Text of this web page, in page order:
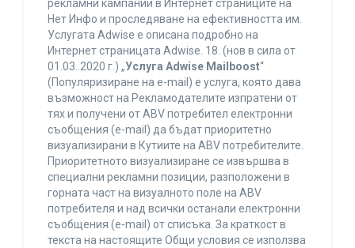
рекламни кампании в Интернет страниците на
Нет Инфо и проследяване на ефективността им.
Услугата Adwise е описана подробно на
Интернет страницата Adwise. 18. (нов в сила от
01.03..2020 г.) „Услуга Adwise Mailboost“
(Популяризиране на e-mail) е услуга, която дава
възможност на Рекламодателите изпратени от
тях и получени от ABV потребител електронни
съобщения (e-mail) да бъдат приоритетно
визуализирани в Кутиите на ABV потребителите.
Приоритетното визуализиране се извършва в
специални рекламни позиции, разположени в
горната част на визуалното поле на ABV
потребителя и над всички останали електронни
съобщения (e-mail) от списъка. За краткост в
текста на настоящите Общи условия се използва